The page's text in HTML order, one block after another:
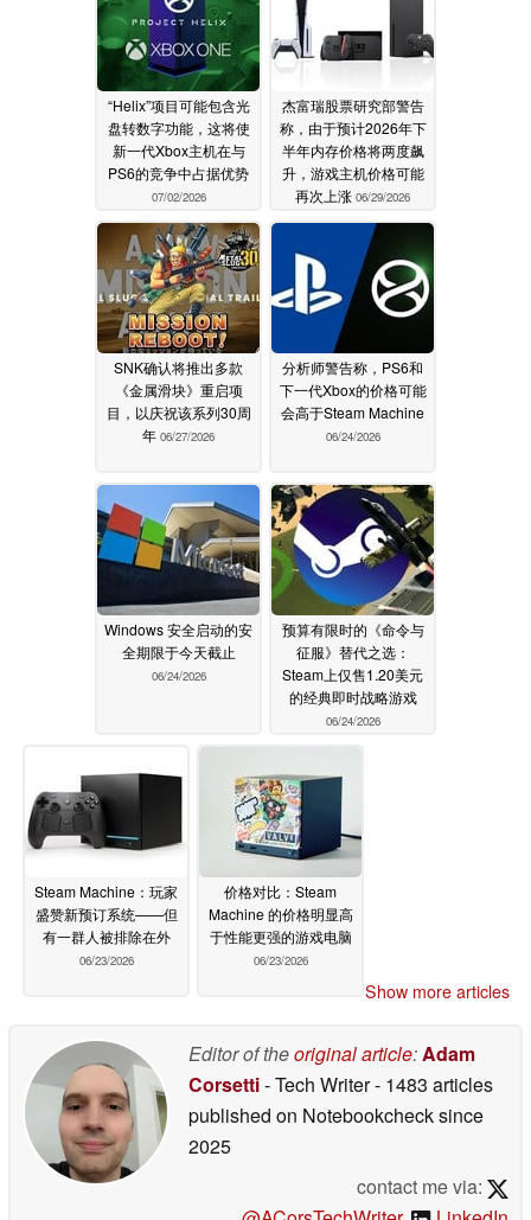
“Helix”项目可能包含光
盘转数字功能，这将使
新一代Xbox主机在与
PS6的竞争中占据优势
07/02/2026
杰富瑞股票研究部警告
称，由于预计2026年下
半年内存价格将两度飙
升，游戏主机价格可能
再次上涨 06/29/2026
SNK确认将推出多款
《金属滑块》重启项
目，以庆祝该系列30周
年 06/27/2026
分析师警告称，PS6和
下一代Xbox的价格可能
会高于Steam Machine
06/24/2026
Windows 安全启动的安
全期限于今天截止
06/24/2026
预算有限时的《命令与
征服》替代之选：
Steam上仅售1.20美元
的经典即时战略游戏
06/24/2026
Steam Machine：玩家
盛赞新预订系统——但
有一群人被排除在外
06/23/2026
价格对比：Steam
Machine 的价格明显高
于性能更强的游戏电脑
06/23/2026
Show more articles
Editor of theoriginal article:Adam
Corsetti- Tech Writer- 1483 articles
published on Notebookchecksince
2025
contact me via: